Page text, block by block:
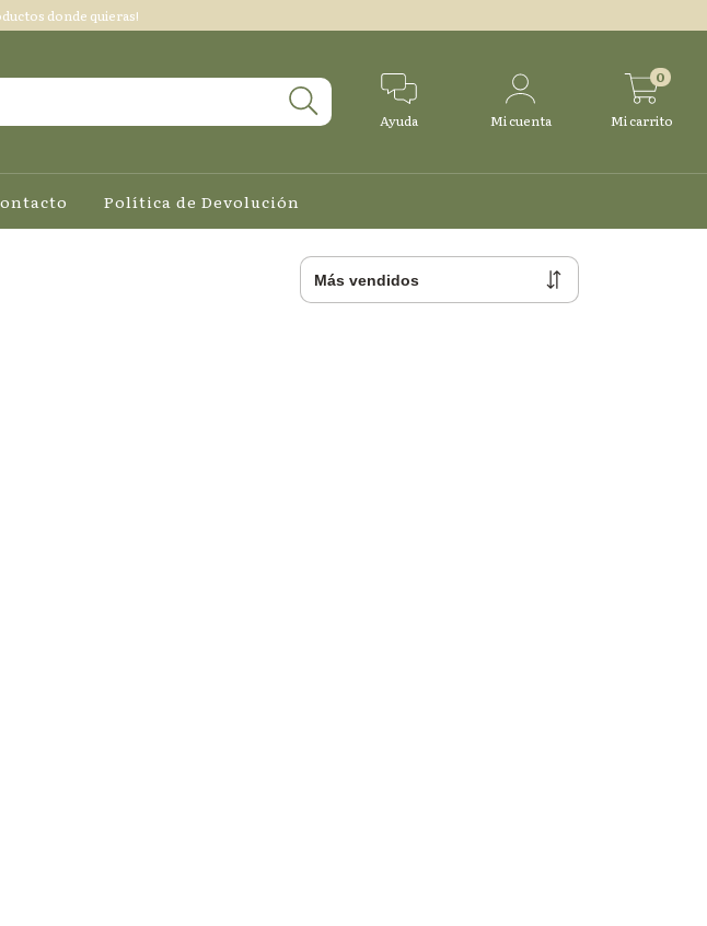
donde quieras!
Ayuda Mi cuenta Mi carrito
0
Política de Devolución